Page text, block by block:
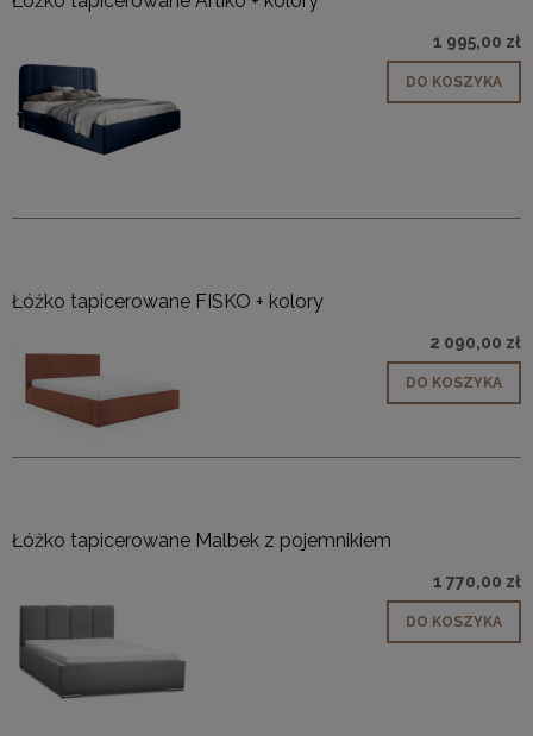
1 995,00 zł
DO KOSZYKA
Łóżko tapicerowane FISKO + kolory
2 090,00 zł
DO KOSZYKA
Łóżko tapicerowane Malbek z pojemnikiem
1 770,00 zł
DO KOSZYKA